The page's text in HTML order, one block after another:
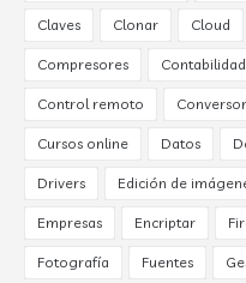
Claves Clonar Cloud
Compresores Contabilidad
Control remoto
Cursos online Datos
Drivers Edición de
Empresas Encriptar
Fotografía Fuentes